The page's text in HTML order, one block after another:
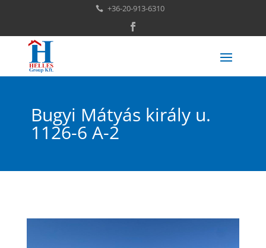
 +36-20-913-6310
Bugyi Mátyás király u.
1126-6 A-2